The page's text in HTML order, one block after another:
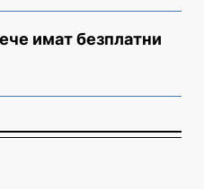
имат безплатни